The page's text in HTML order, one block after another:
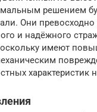
решением
Они
и надёжного
имеют
характеристик